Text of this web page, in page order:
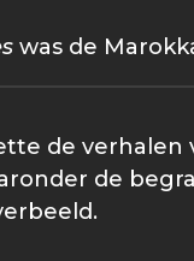
was de
de
de